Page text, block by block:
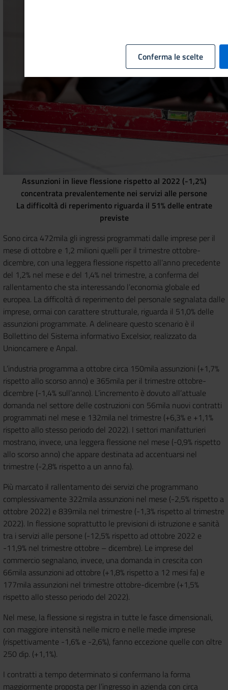
Assunzioni in lieve flessione rispetto al 2022 (-1,2%)
concentrata prevalentemente nei servizi alle persone
La difficoltà di reperimento riguarda il 51% delle entrate
previste
Sono circa 472mila gli ingressi programmati dalle imprese per il
mese di ottobre e 1,2 milioni quelli per il trimestre ottobre-
dicembre, con una leggera flessione rispetto all’anno precedente
del 1,2% nel mese e del 1,4% nel trimestre, a conferma del
rallentamento che sta interessando l’economia globale ed
europea. La difficoltà di reperimento del personale segnalata dalle
imprese, ormai con carattere strutturale, riguarda il 51,0% delle
assunzioni programmate. A delineare questo scenario è il
Bollettino del Sistema informativo Excelsior, realizzato da
Unioncamere e Anpal.
L’industria programma a ottobre circa 150mila assunzioni (+1,7%
rispetto allo scorso anno) e 365mila per il trimestre ottobre-
dicembre (-1,4% sull’anno). L’incremento è dovuto all’attuale
domanda nel settore delle costruzioni con 56mila nuovi contratti
programmati nel mese e 132mila nel trimestre (+6,3% e +1,1%
rispetto allo stesso periodo del 2022). I settori manifatturieri
mostrano, invece, una leggera flessione nel mese (-0,9% rispetto
allo scorso anno) che appare destinata ad accentuarsi nel
trimestre (-2,8% rispetto a un anno fa).
Più marcato il rallentamento dei servizi che programmano
complessivamente 322mila assunzioni nel mese (-2,5% rispetto a
ottobre 2022) e 839mila nel trimestre (-1,3% rispetto al trimestre
2022). In flessione soprattutto le previsioni di istruzione e sanità
tra i servizi alle persone (-12,5% rispetto ad ottobre 2022 e
-11,9% nel trimestre ottobre – dicembre). Le imprese del
commercio segnalano, invece, una domanda in crescita con
66mila assunzioni ad ottobre (+1,8% rispetto a 12 mesi fa) e
177mila assunzioni nel trimestre ottobre-dicembre (+1,5%
rispetto allo stesso periodo del 2022).
Nel mese, la flessione si registra in tutte le fasce dimensionali,
con maggiore intensità nelle micro e nelle medie imprese
(rispettivamente -1,6% e -2,6%), fanno eccezione quelle con oltre
250 dip. (+1,1%).
I contratti a tempo determinato si confermano la forma
maggiormente proposta per l’ingresso in azienda con circa
Conferma le scelte